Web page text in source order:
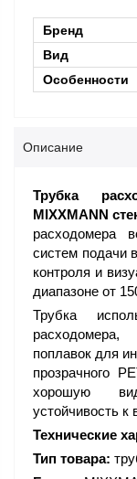
Бренд
Вид
Особенности
Описание
Трубка
MIXXMANN
расходомера
систем подачи
контроля и
диапазоне от
Трубка
поплавок для
прозрачного
хорошую
устойчивость к
Технические
Тип товара: